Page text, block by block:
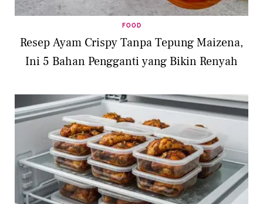
FOOD
Resep Ayam Crispy Tanpa Tepung Maizena,
Ini 5 Bahan Pengganti yang Bikin Renyah